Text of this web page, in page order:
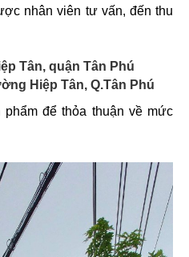
nhân viên tư vấn, đến thu
Tân, quận Tân Phú
Hiệp Tân, Q.Tân Phú
để thỏa thuận về mức